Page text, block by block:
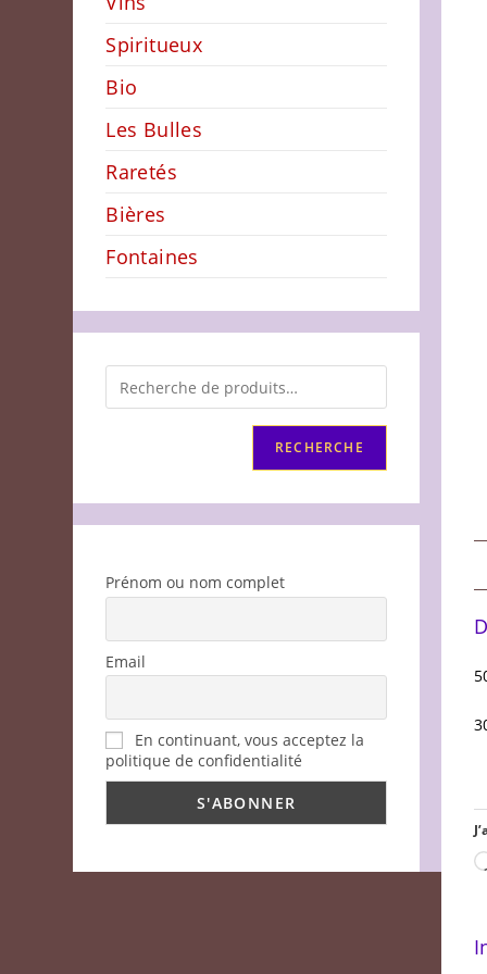
Spiritueux
Bio
Les Bulles
Raretés
Bières
Fontaines
RECHERCHE
Prénom ou nom complet
Email
En continuant, vous acceptez la
politique de confidentialité